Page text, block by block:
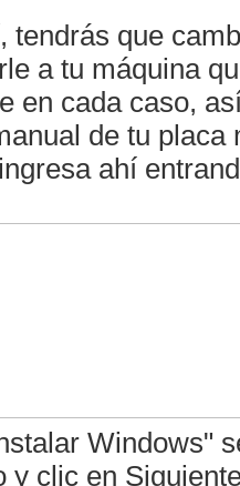
tendrás que
a tu máquina
en cada caso,
de tu placa
ahí
Windows"
y clic en